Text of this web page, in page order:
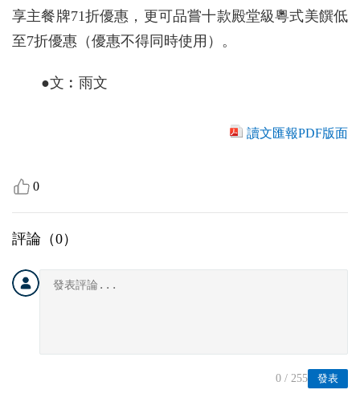
享主餐牌71折優惠，更可品嘗十款殿堂級粵式美饌低
至7折優惠（優惠不得同時使用）。
●文︰雨文
讀文匯報PDF版面
0
評論（0）
發表
0 / 255